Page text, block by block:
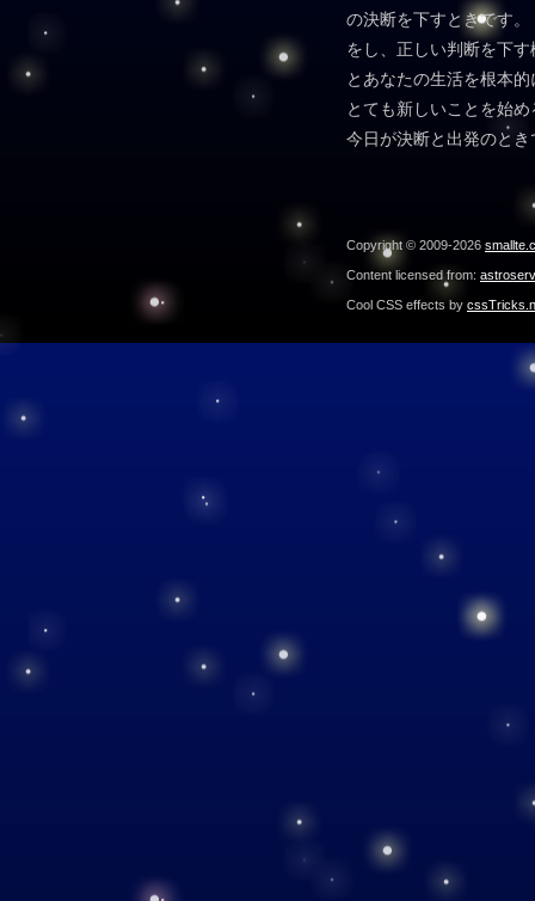
の決断を下すときです
をし、正しい判断を下
とあなたの生活を根本
とても新しいことを始
今日が決断と出発のとき
Copyright © 2009-2026
Content licensed from:
Cool CSS effects by